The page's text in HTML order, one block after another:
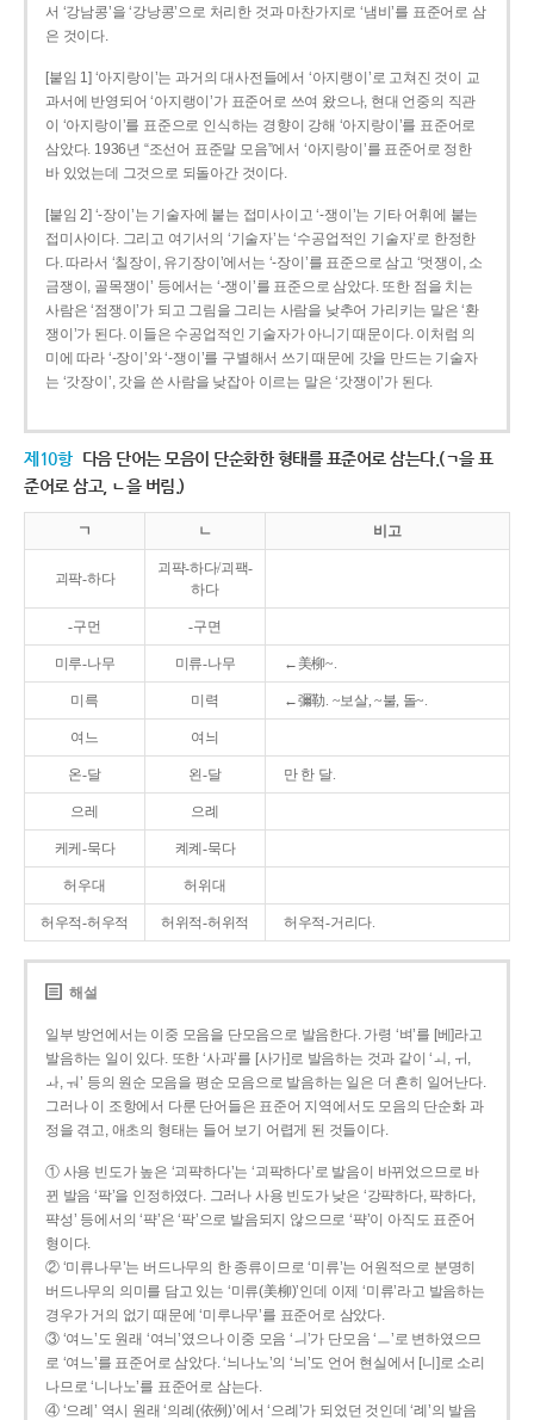
서 ‘강남콩’을 ‘강낭콩’으로 처리한 것과 마찬가지로 ‘냄비’를 표준어로 삼
은 것이다.
[붙임 1] ‘아지랑이’는 과거의 대사전들에서 ‘아지랭이’로 고쳐진 것이 교
과서에 반영되어 ‘아지랭이’가 표준어로 쓰여 왔으나, 현대 언중의 직관
이 ‘아지랑이’를 표준으로 인식하는 경향이 강해 ‘아지랑이’를 표준어로
삼았다. 1936년 “조선어 표준말 모음”에서 ‘아지랑이’를 표준어로 정한
바 있었는데 그것으로 되돌아간 것이다.
[붙임 2] ‘-장이’는 기술자에 붙는 접미사이고 ‘-쟁이’는 기타 어휘에 붙는
접미사이다. 그리고 여기서의 ‘기술자’는 ‘수공업적인 기술자’로 한정한
다. 따라서 ‘칠장이, 유기장이’에서는 ‘-장이’를 표준으로 삼고 ‘멋쟁이, 소
금쟁이, 골목쟁이’ 등에서는 ‘-쟁이’를 표준으로 삼았다. 또한 점을 치는
사람은 ‘점쟁이’가 되고 그림을 그리는 사람을 낮추어 가리키는 말은 ‘환
쟁이’가 된다. 이들은 수공업적인 기술자가 아니기 때문이다. 이처럼 의
미에 따라 ‘-장이’와 ‘-쟁이’를 구별해서 쓰기 때문에 갓을 만드는 기술자
는 ‘갓장이’, 갓을 쓴 사람을 낮잡아 이르는 말은 ‘갓쟁이’가 된다.
제10항 다음 단어는 모음이 단순화한 형태를 표준어로 삼는다.(ㄱ을 표
준어로 삼고, ㄴ을 버림.)
ㄱ ㄴ 비고
괴팍-하다
괴퍅-하다/괴팩-
하다
-구먼 -구면
미루-나무 미류-나무 ←美柳~.
미륵 미력 ←彌勒. ~보살, ~불, 돌~.
여느 여늬
온-달 왼-달 만 한 달.
으레 으례
케케-묵다 켸켸-묵다
허우대 허위대
허우적-허우적 허위적-허위적 허우적-거리다.
해설
일부 방언에서는 이중 모음을 단모음으로 발음한다. 가령 ‘벼’를 [베]라고
발음하는 일이 있다. 또한 ‘사과’를 [사가]로 발음하는 것과 같이 ‘ㅚ, ㅟ,
ㅘ, ㅝ’ 등의 원순 모음을 평순 모음으로 발음하는 일은 더 흔히 일어난다.
그러나 이 조항에서 다룬 단어들은 표준어 지역에서도 모음의 단순화 과
정을 겪고, 애초의 형태는 들어 보기 어렵게 된 것들이다.
① 사용 빈도가 높은 ‘괴퍅하다’는 ‘괴팍하다’로 발음이 바뀌었으므로 바
뀐 발음 ‘팍’을 인정하였다. 그러나 사용 빈도가 낮은 ‘강퍅하다, 퍅하다,
퍅성’ 등에서의 ‘퍅’은 ‘팍’으로 발음되지 않으므로 ‘퍅’이 아직도 표준어
형이다.
② ‘미류나무’는 버드나무의 한 종류이므로 ‘미류’는 어원적으로 분명히
버드나무의 의미를 담고 있는 ‘미류(美柳)’인데 이제 ‘미류’라고 발음하는
경우가 거의 없기 때문에 ‘미루나무’를 표준어로 삼았다.
③ ‘여느’도 원래 ‘여늬’였으나 이중 모음 ‘ㅢ’가 단모음 ‘ㅡ’로 변하였으므
로 ‘여느’를 표준어로 삼았다. ‘늬나노’의 ‘늬’도 언어 현실에서 [니]로 소리
나므로 ‘니나노’를 표준어로 삼는다.
④ ‘으례’ 역시 원래 ‘의례(依例)’에서 ‘으례’가 되었던 것인데 ‘례’의 발음